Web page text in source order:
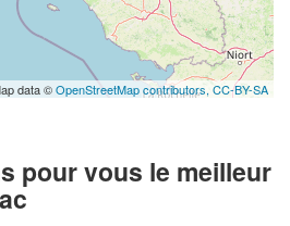
data ©OpenStreetMap contributors, CC-BY-SA
pour vous le meilleur